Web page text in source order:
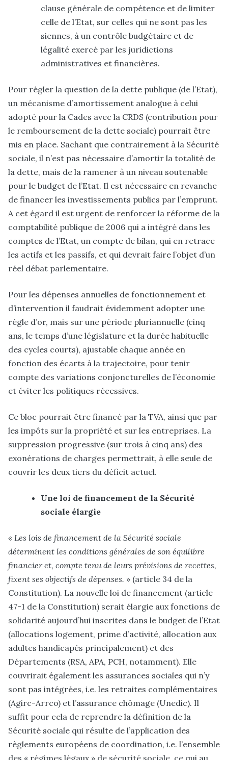
clause générale de compétence et de limiter
celle de l’Etat, sur celles qui ne sont pas les
siennes, à un contrôle budgétaire et de
légalité exercé par les juridictions
administratives et financières.
Pour régler la question de la dette publique (de l’Etat),
un mécanisme d’amortissement analogue à celui
adopté pour la Cades avec la CRDS (contribution pour
le remboursement de la dette sociale) pourrait être
mis en place. Sachant que contrairement à la Sécurité
sociale, il n’est pas nécessaire d’amortir la totalité de
la dette, mais de la ramener à un niveau soutenable
pour le budget de l’Etat. Il est nécessaire en revanche
de financer les investissements publics par l’emprunt.
A cet égard il est urgent de renforcer la réforme de la
comptabilité publique de 2006 qui a intégré dans les
comptes de l’Etat, un compte de bilan, qui en retrace
les actifs et les passifs, et qui devrait faire l’objet d’un
réel débat parlementaire.
Pour les dépenses annuelles de fonctionnement et
d’intervention il faudrait évidemment adopter une
règle d’or, mais sur une période pluriannuelle (cinq
ans, le temps d’une législature et la durée habituelle
des cycles courts), ajustable chaque année en
fonction des écarts à la trajectoire, pour tenir
compte des variations conjoncturelles de l’économie
et éviter les politiques récessives.
Ce bloc pourrait être financé par la TVA, ainsi que par
les impôts sur la propriété et sur les entreprises. La
suppression progressive (sur trois à cinq ans) des
exonérations de charges permettrait, à elle seule de
couvrir les deux tiers du déficit actuel.
Une loi de financement de la Sécurité
sociale élargie
« Les lois de financement de la Sécurité sociale
déterminent les conditions générales de son équilibre
financier et, compte tenu de leurs prévisions de recettes,
fixent ses objectifs de dépenses. » (article 34 de la
Constitution). La nouvelle loi de financement (article
47-1 de la Constitution) serait élargie aux fonctions de
solidarité aujourd’hui inscrites dans le budget de l’Etat
(allocations logement, prime d’activité, allocation aux
adultes handicapés principalement) et des
Départements (RSA, APA, PCH, notamment). Elle
couvrirait également les assurances sociales qui n’y
sont pas intégrées, i.e. les retraites complémentaires
(Agirc-Arrco) et l’assurance chômage (Unedic). Il
suffit pour cela de reprendre la définition de la
Sécurité sociale qui résulte de l’application des
règlements européens de coordination, i.e. l’ensemble
des « régimes légaux » de sécurité sociale, ce qui au